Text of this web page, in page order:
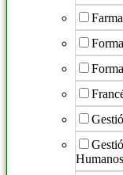
Humanos